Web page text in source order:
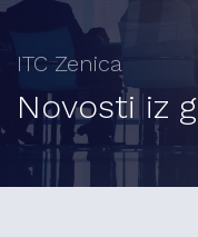
ITC Zenica
Novosti iz